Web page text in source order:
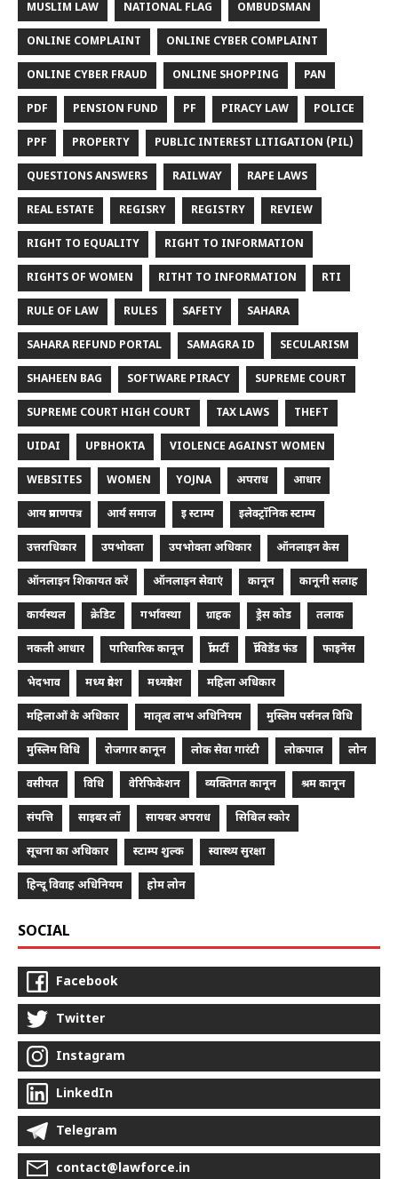
MUSLIM LAW NATIONAL FLAG OMBUDSMAN
ONLINE COMPLAINT ONLINE CYBER COMPLAINT
ONLINE CYBER FRAUD ONLINE SHOPPING PAN
PDF PENSION FUND PF PIRACY LAW POLICE
PPF PROPERTY PUBLIC INTEREST LITIGATION (PIL)
QUESTIONS ANSWERS RAILWAY RAPE LAWS
REAL ESTATE REGISRY REGISTRY REVIEW
RIGHT TO EQUALITY RIGHT TO INFORMATION
RIGHTS OF WOMEN RITHT TO INFORMATION RTI
RULE OF LAW RULES SAFETY SAHARA
SAHARA REFUND PORTAL SAMAGRA ID SECULARISM
SHAHEEN BAG SOFTWARE PIRACY SUPREME COURT
SUPREME COURT HIGH COURT TAX LAWS THEFT
UIDAI UPBHOKTA VIOLENCE AGAINST WOMEN
WEBSITES WOMEN YOJNA अपराध आधार
आय प्रमाणपत्र आर्य समाज इ स्टाम्प इलेक्ट्रॉनिक स्टाम्प
उत्तराधिकार उपभोक्ता उपभोक्ता अधिकार ऑनलाइन केस
ऑनलाइन शिकायत करें ऑनलाइन सेवाएं कानून कानूनी सलाह
कार्यस्थल क्रेडिट गर्भावस्था ग्राहक ड्रेस कोड तलाक
नकली आधार पारिवारिक कानून प्रॉपर्टी प्रॉविडेंड फंड फाइनेंस
भेदभाव मध्य प्रदेश मध्यप्रदेश महिला अधिकार
महिलाओं के अधिकार मातृत्व लाभ अधिनियम मुस्लिम पर्सनल विधि
मुस्लिम विधि रोजगार कानून लोक सेवा गारंटी लोकपाल लोन
वसीयत विधि वेरिफिकेशन व्यक्तिगत कानून श्रम कानून
संपत्ति साइबर लॉ सायबर अपराध सिबिल स्कोर
सूचना का अधिकार स्टाम्प शुल्क स्वास्थ्य सुरक्षा
हिन्दू विवाह अधिनियम होम लोन
SOCIAL
Facebook
Twitter
Instagram
LinkedIn
Telegram
contact@lawforce.in